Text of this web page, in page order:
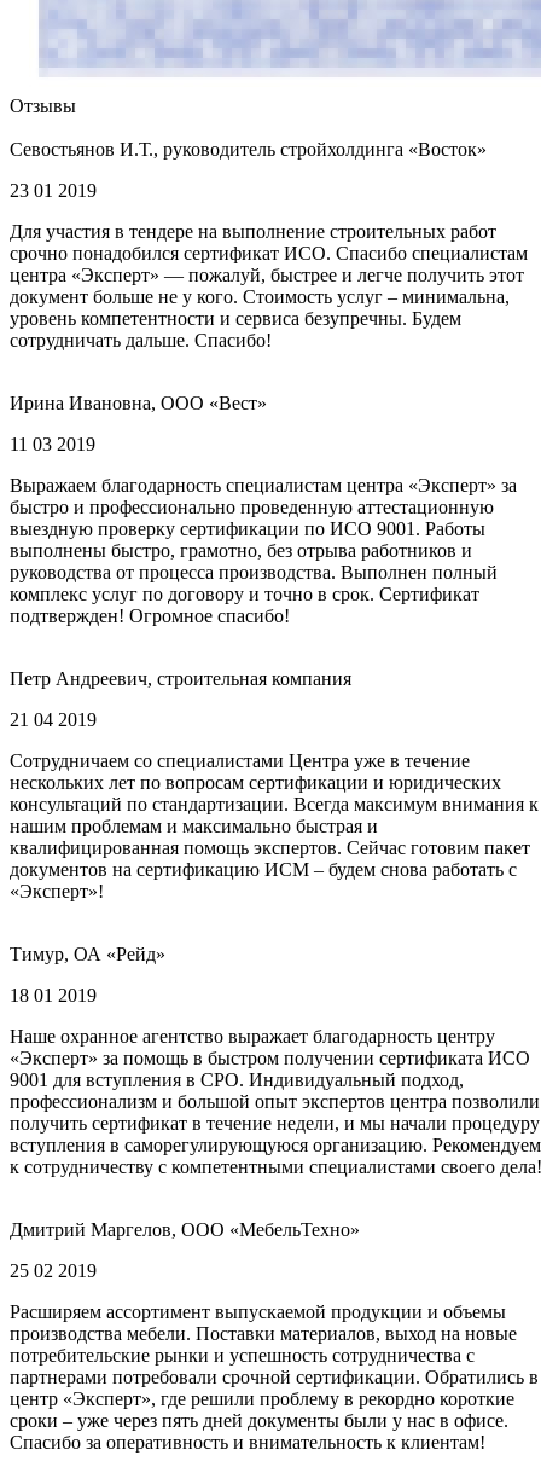
Отзывы
Севостьянов И.Т., руководитель стройхолдинга «Восток»
23 01 2019
Для участия в тендере на выполнение строительных работ
срочно понадобился сертификат ИСО. Спасибо специалистам
центра «Эксперт» — пожалуй, быстрее и легче получить этот
документ больше не у кого. Стоимость услуг – минимальна,
уровень компетентности и сервиса безупречны. Будем
сотрудничать дальше. Спасибо!
Ирина Ивановна, ООО «Вест»
11 03 2019
Выражаем благодарность специалистам центра «Эксперт» за
быстро и профессионально проведенную аттестационную
выездную проверку сертификации по ИСО 9001. Работы
выполнены быстро, грамотно, без отрыва работников и
руководства от процесса производства. Выполнен полный
комплекс услуг по договору и точно в срок. Сертификат
подтвержден! Огромное спасибо!
Петр Андреевич, строительная компания
21 04 2019
Сотрудничаем со специалистами Центра уже в течение
нескольких лет по вопросам сертификации и юридических
консультаций по стандартизации. Всегда максимум внимания к
нашим проблемам и максимально быстрая и
квалифицированная помощь экспертов. Сейчас готовим пакет
документов на сертификацию ИСМ – будем снова работать с
«Эксперт»!
Тимур, ОА «Рейд»
18 01 2019
Наше охранное агентство выражает благодарность центру
«Эксперт» за помощь в быстром получении сертификата ИСО
9001 для вступления в СРО. Индивидуальный подход,
профессионализм и большой опыт экспертов центра позволили
получить сертификат в течение недели, и мы начали процедуру
вступления в саморегулирующуюся организацию. Рекомендуем
к сотрудничеству с компетентными специалистами своего дела!
Дмитрий Маргелов, ООО «МебельТехно»
25 02 2019
Расширяем ассортимент выпускаемой продукции и объемы
производства мебели. Поставки материалов, выход на новые
потребительские рынки и успешность сотрудничества с
партнерами потребовали срочной сертификации. Обратились в
центр «Эксперт», где решили проблему в рекордно короткие
сроки – уже через пять дней документы были у нас в офисе.
Спасибо за оперативность и внимательность к клиентам!